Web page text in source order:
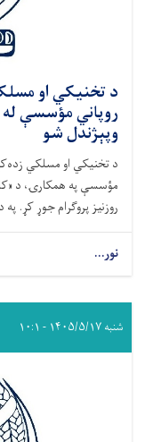
د تخنیکي او
روپاني مؤسسې له
وپېژندل شو
د تخنیکي او مسلکي
مؤسسې په همکارۍ، د
روزنیز پروګرام جوړ کړ.
نور...
شنبه ۱۴۰۵/۵/۱۷ - ۱۰:۱